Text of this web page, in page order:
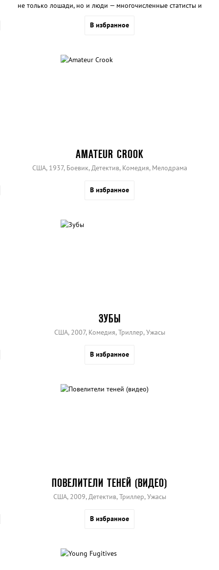
не только лошади, но и люди — многочисленные статисты и
В избранное
AMATEUR CROOK
США, 1937, Боевик, Детектив, Комедия, Мелодрама
В избранное
ЗУБЫ
США, 2007, Комедия, Триллер, Ужасы
В избранное
ПОВЕЛИТЕЛИ ТЕНЕЙ (ВИДЕО)
США, 2009, Детектив, Триллер, Ужасы
В избранное